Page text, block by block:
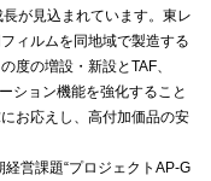
が見込まれています。東レ
ィルムを同地域で製造する
度の増設・新設とTAF、
ション機能を強化すること
お応えし、高付加価品の安
営課題“プロジェクトAP-G